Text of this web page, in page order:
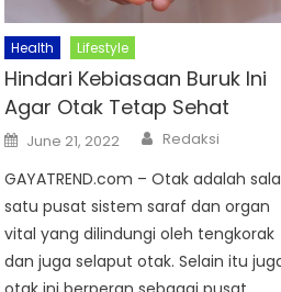
Health Lifestyle
Hindari Kebiasaan Buruk Ini
Agar Otak Tetap Sehat
Posted
on
June 21, 2022 Author
Redaksi
GAYATREND.com – Otak adalah
satu pusat sistem saraf dan organ
vital yang dilindungi oleh tengkorak
dan juga selaput otak. Selain itu